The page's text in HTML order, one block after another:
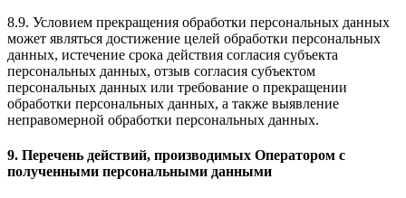
8.9. Условием прекращения обработки персональных данных
может являться достижение целей обработки персональных
данных, истечение срока действия согласия субъекта
персональных данных, отзыв согласия субъектом
персональных данных или требование о прекращении
обработки персональных данных, а также выявление
неправомерной обработки персональных данных.
9. Перечень действий, производимых Оператором с
полученными персональными данными